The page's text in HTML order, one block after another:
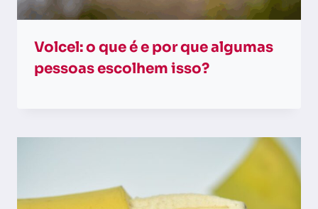
Volcel: o que é e por que algumas
pessoas escolhem isso?